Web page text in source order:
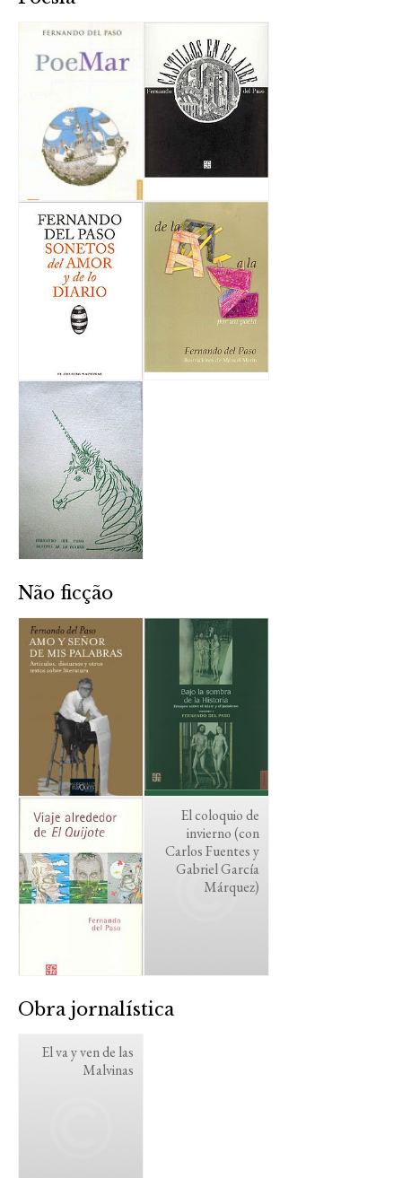
Não ficção
El coloquio de
invierno (con
Carlos Fuentes y
Gabriel García
Márquez)
Obra jornalística
El va y ven de las
Malvinas